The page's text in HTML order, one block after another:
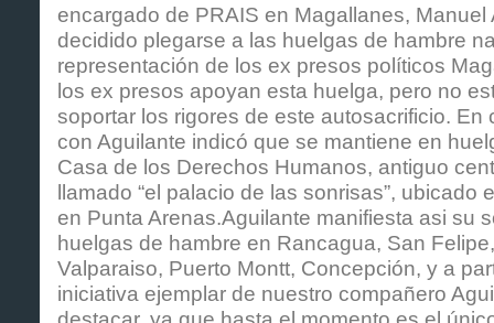
encargado de PRAIS en Magallanes,
decidido plegarse a las huelgas de hambre
representación de los ex presos políticos
los ex presos apoyan esta huelga, pero no
soportar los rigores de este autosacrificio.
con Aguilante indicó que se mantiene en
Casa de los Derechos Humanos, antiguo
llamado “el palacio de las sonrisas”, ubicado
en Punta Arenas.Aguilante manifiesta asi su
huelgas de hambre en Rancagua, San
Valparaiso, Puerto Montt, Concepción, y a
iniciativa ejemplar de nuestro compañero
destacar, ya que hasta el momento es el